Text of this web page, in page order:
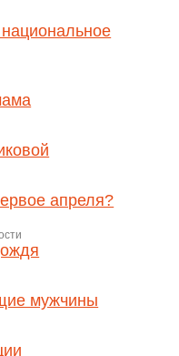
апреля?
мужчины